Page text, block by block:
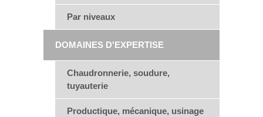
Par niveaux
DOMAINES D'EXPERTISE
Chaudronnerie, soudure,
tuyauterie
Productique, mécanique, usinage